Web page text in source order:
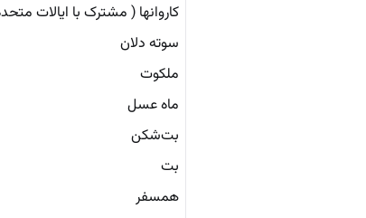
کاروانها ( مشترک با ایالات
سوته دلان
ملکوت
ماه عسل
بت‌شکن
بت
همسفر